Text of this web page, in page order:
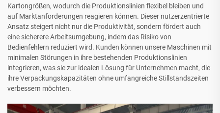
Kartongrößen, wodurch die Produktionslinien flexibel bleiben und
auf Marktanforderungen reagieren können. Dieser nutzerzentrierte
Ansatz steigert nicht nur die Produktivität, sondern fördert auch
eine sicherere Arbeitsumgebung, indem das Risiko von
Bedienfehlern reduziert wird. Kunden können unsere Maschinen mit
minimalen Störungen in ihre bestehenden Produktionslinien
integrieren, was sie zur idealen Lösung für Unternehmen macht, die
ihre Verpackungskapazitäten ohne umfangreiche Stillstandszeiten
verbessern möchten.